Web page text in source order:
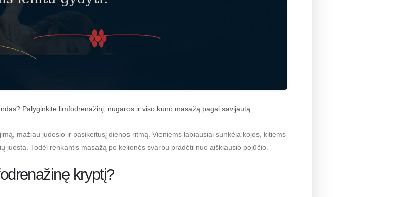
Palyginkite limfodrenažinį, nugaros ir viso kūno masažą pagal savijautą.
mažiau judesio ir pasikeitusį dienos ritmą. Vieniems labiausiai sunkėja kojos, kitiems
juosta. Todėl renkantis masažą po kelionės svarbu pradėti nuo aiškiausio pojūčio.
kryptį?